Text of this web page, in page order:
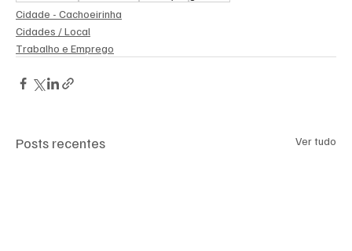
Cidade - Cachoeirinha
Cidades / Local
Trabalho e Emprego
Posts recentes Ver tudo